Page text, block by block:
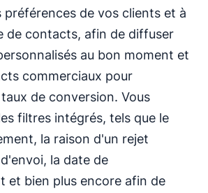
préférences de vos clients et à
de contacts, afin de diffuser
au bon moment et
commerciaux pour
de conversion. Vous
filtres intégrés, tels que le
la raison d'un rejet
la date de
et bien plus encore afin de